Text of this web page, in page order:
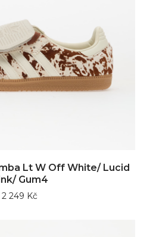
Lt W Off White/ Lucid
Gum4
2 249 Kč